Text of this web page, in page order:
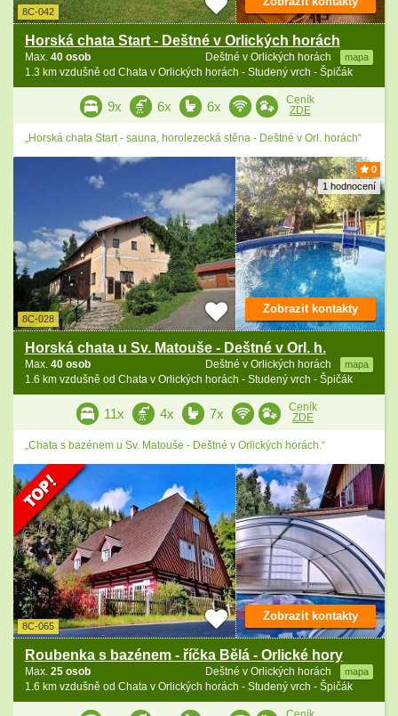
8C-042
Horská chata Start - Deštné v Orlických horách
Deštné v Orlických horách mapa
Max. 40 osob
1.3 km vzdušně od Chata v Orlických horách - Studený vrch - Špičák
9x 6x 6x
Ceník
ZDE
„Horská chata Start - sauna, horolezecká stěna - Deštné v Orl. horách“
0
1 hodnocení
8C-028
Horská chata u Sv. Matouše - Deštné v Orl. h.
Deštné v Orlických horách mapa
Max. 40 osob
1.6 km vzdušně od Chata v Orlických horách - Studený vrch - Špičák
Zobrazit kontakty
11x 4x 7x
Ceník
ZDE
„Chata s bazénem u Sv. Matouše - Deštné v Orlických horách.“
8C-065
Roubenka s bazénem - říčka Bělá - Orlické hory
Deštné v Orlických horách mapa
Max. 25 osob
1.6 km vzdušně od Chata v Orlických horách - Studený vrch - Špičák
Zobrazit kontakty